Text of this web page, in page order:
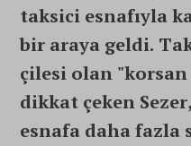
taksici esnafıyla
bir araya geldi.
çilesi olan
dikkat çeken
esnafa daha fazla